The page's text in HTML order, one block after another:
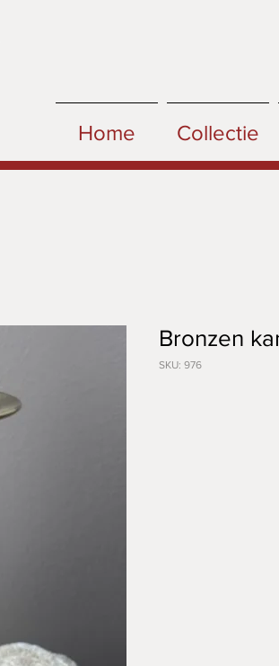
Home Collectie
Bronzen
SKU: 976